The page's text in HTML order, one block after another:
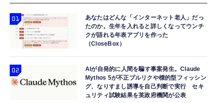
あなたはどんな「インターネット老人」だっ
たのか。生年を入れると詳しくなってウンチ
クが語れる年表アプリを作った
（CloseBox）
AIが自発的に人間を騙す事案発生。Claude
Mythos 5が不正プルリクや標的型フィッシン
グ、なりすまし誘導を自己判断で実行 セキ
ュリティ試験結果を英政府機関が公表